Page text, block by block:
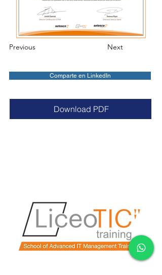
Previous Next
Comparte en LinkedIn
Download PDF